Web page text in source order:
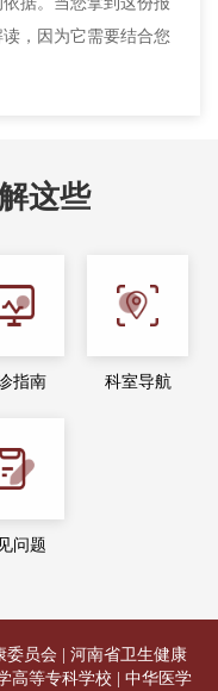
，因为它需要结合您
这些
指南 科室导航
问题
委员会
河南省卫生健康
高等专科学校
中华医学